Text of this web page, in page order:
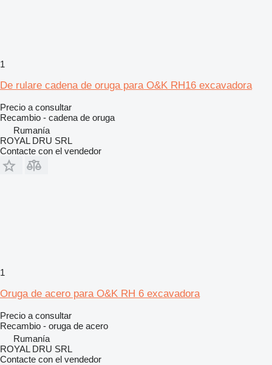
1
De rulare cadena de oruga para O&K RH16 excavadora
Precio a consultar
Recambio - cadena de oruga
Rumanía
ROYAL DRU SRL
Contacte con el vendedor
1
Oruga de acero para O&K RH 6 excavadora
Precio a consultar
Recambio - oruga de acero
Rumanía
ROYAL DRU SRL
Contacte con el vendedor